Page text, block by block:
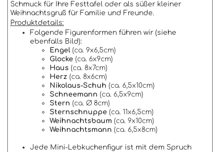
Schmuck für Ihre Festtafel oder als süßer kleiner
Weihnachtsgruß für Familie und Freunde.
Produktdetails:
Folgende Figurenformen führen wir (siehe
ebenfalls Bild):
Engel (ca. 9x6,5cm)
Glocke (ca. 6x9cm)
Haus (ca. 8x7cm)
Herz (ca. 8x6cm)
Nikolaus-Schuh (ca. 6,5x10cm)
Schneemann (ca. 6,5x9cm)
Stern (ca. Ø 8cm)
Sternschnuppe (ca. 11x6,5cm)
Weihnachtsbaum (ca. 9x10cm)
Weihnachtsmann (ca. 6,5x8cm)
Jede Mini-Lebkuchenfigur ist mit dem Spruch